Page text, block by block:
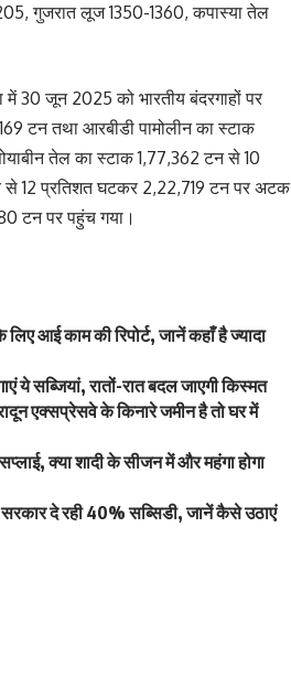
गुजरात लूज 1350-1360, कपास्या तेल
30 जून 2025 को भारतीय बंदरगाहों पर
टन तथा आरबीडी पामोलीन का स्टाक
तेल का स्टाक 1,77,362 टन से 10
12 प्रतिशत घटकर 2,22,719 टन पर अटक
टन पर पहुंच गया।
आई काम की रिपोर्ट, जानें कहाँ है ज्यादा
सब्जियां, रातों-रात बदल जाएगी किस्मत
एक्सप्रेसवे के किनारे जमीन है तो घर में
क्या शादी के सीजन में और महंगा होगा
दे रही 40% सब्सिडी, जानें कैसे उठाएं